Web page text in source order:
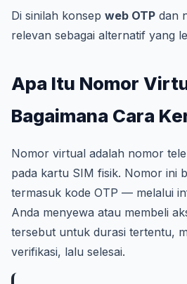
Di sinilah konsep web OTP dan
relevan sebagai alternatif yang
Apa Itu Nomor
Bagaimana Cara
Nomor virtual adalah nomor
pada kartu SIM fisik. Nomor ini
termasuk kode OTP — melalui
Anda menyewa atau membeli
tersebut untuk durasi tertentu,
verifikasi, lalu selesai.